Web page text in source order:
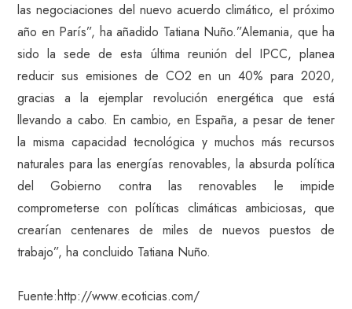
las negociaciones del nuevo acuerdo climático, el próximo
año en París”, ha añadido Tatiana Nuño.”Alemania, que ha
sido la sede de esta última reunión del IPCC, planea
reducir sus emisiones de CO2 en un 40% para 2020,
gracias a la ejemplar revolución energética que está
llevando a cabo. En cambio, en España, a pesar de tener
la misma capacidad tecnológica y muchos más recursos
naturales para las energías renovables, la absurda política
del Gobierno contra las renovables le impide
comprometerse con políticas climáticas ambiciosas, que
crearían centenares de miles de nuevos puestos de
trabajo”, ha concluido Tatiana Nuño.
Fuente:http://www.ecoticias.com/